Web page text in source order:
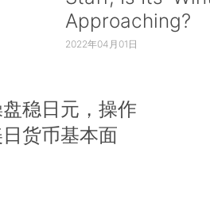
Approaching?
2022年04月01日
稳日元，操作
货币基本面